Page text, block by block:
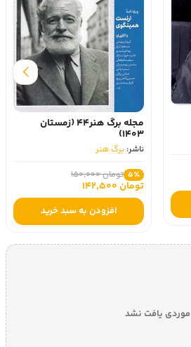
مجله برگ هنر44 (زمستان
1403)
ناشر: برگ هنر
5٪ تومان 150,000
تومان 142,500
افزودن به سبد خرید
موردی یافت نشد